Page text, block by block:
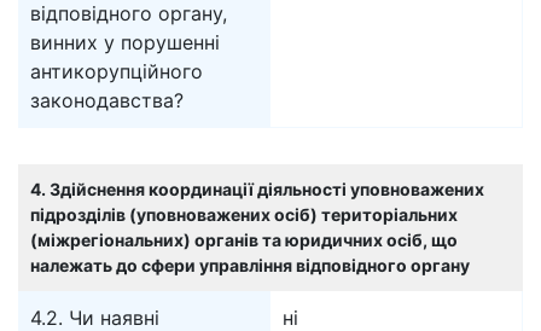
відповідного органу,
винних у порушенні
антикорупційного
законодавства?
4. Здійснення координації діяльності уповноважених
підрозділів (уповноважених осіб) територіальних
(міжрегіональних) органів та юридичних осіб, що
належать до сфери управління відповідного органу
4.2. Чи наявні
ні